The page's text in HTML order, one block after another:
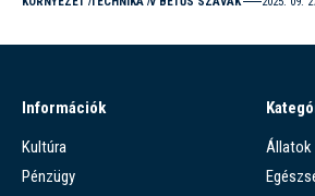
Információk
Kultúra
Pénzügy
Állatok